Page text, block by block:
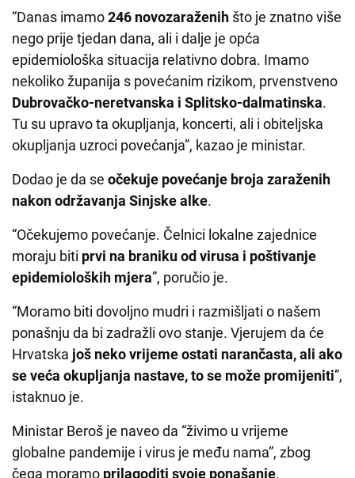
“Danas imamo246 novozaraženih što je znatno više
nego prije tjedan dana, ali i dalje je opća
epidemiološka situacija relativno dobra. Imamo
nekoliko županija s povećanim rizikom, prvenstveno
Dubrovačko-neretvanska i Splitsko-dalmatinska.
Tu su upravo ta okupljanja, koncerti, ali i obiteljska
okupljanja uzroci povećanja”, kazao je ministar.
Dodao je da se očekuje povećanje broja zaraženih
nakon održavanja Sinjske alke.
“Očekujemo povećanje. Čelnici lokalne zajednice
moraju biti prvi na braniku od virusa i poštivanje
epidemioloških mjera”, poručio je.
“Moramo biti dovoljno mudri i razmišljati o našem
ponašnju da bi zadražli ovo stanje. Vjerujem da će
Hrvatska još neko vrijeme ostati narančasta, ali ako
se veća okupljanja nastave, to se može promijeniti”,
istaknuo je.
Ministar Beroš je naveo da “živimo u vrijeme
globalne pandemije i virus je među nama”, zbog
čega moramo prilagoditi svoje ponašanje.